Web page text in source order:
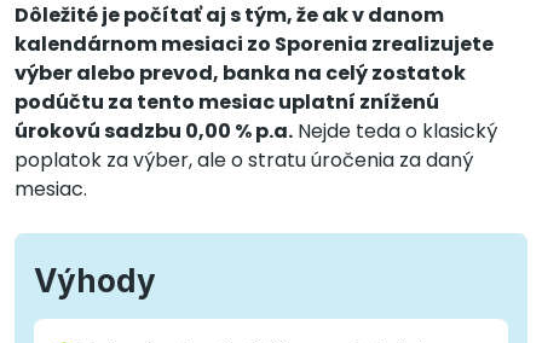
Dôležité je počítať aj s tým, že ak v danom
kalendárnom mesiaci zo Sporenia zrealizujete
výber alebo prevod, banka na celý zostatok
podúčtu za tento mesiac uplatní zníženú
úrokovú sadzbu 0,00 % p.a. Nejde teda o klasický
poplatok za výber, ale o stratu úročenia za daný
mesiac.
Výhody